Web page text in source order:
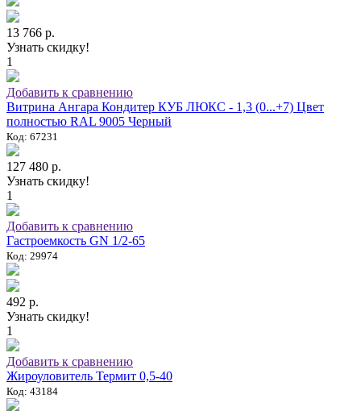
13 766 р.
Узнать скидку!
1
Добавить к сравнению
Витрина Ангара Кондитер КУБ ЛЮКС - 1,3 (0...+7) Цвет
полностью RAL 9005 Черный
Код: 67231
127 480 р.
Узнать скидку!
1
Добавить к сравнению
Гастроемкость GN 1/2-65
Код: 29974
492 р.
Узнать скидку!
1
Добавить к сравнению
Жироуловитель Термит 0,5-40
Код: 43184